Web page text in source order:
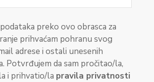
preko ovo obrasca za
prihvaćam pohranu svog
adrese i ostali unesenih
Potvrđujem da sam pročitao/la,
i prihvatio/la pravila privatnosti